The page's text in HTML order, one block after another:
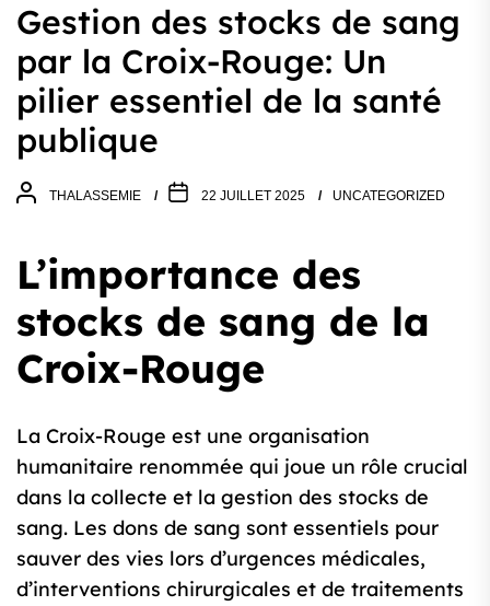
Gestion des stocks de sang
par la Croix-Rouge: Un
pilier essentiel de la santé
publique
THALASSEMIE 22 JUILLET 2025 UNCATEGORIZED
L’importance des
stocks de sang de la
Croix-Rouge
La Croix-Rouge est une organisation
humanitaire renommée qui joue un rôle crucial
dans la collecte et la gestion des stocks de
sang. Les dons de sang sont essentiels pour
sauver des vies lors d’urgences médicales,
d’interventions chirurgicales et de traitements